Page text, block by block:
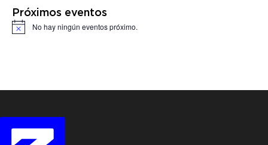
Próximos eventos
Notice No hay ningún eventos próximo.